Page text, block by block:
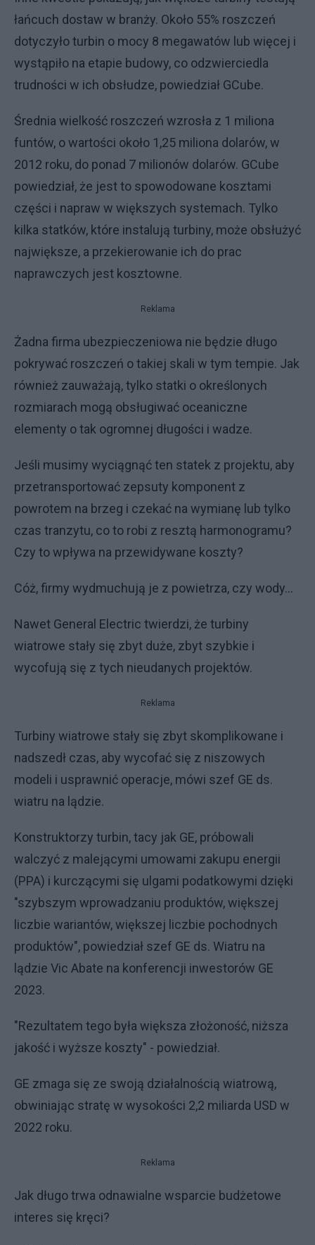
łańcuch dostaw w branży. Około 55% roszczeń
dotyczyło turbin o mocy 8 megawatów lub więcej i
wystąpiło na etapie budowy, co odzwierciedla
trudności w ich obsłudze, powiedział GCube.
Średnia wielkość roszczeń wzrosła z 1 miliona
funtów, o wartości około 1,25 miliona dolarów, w
2012 roku, do ponad 7 milionów dolarów. GCube
powiedział, że jest to spowodowane kosztami
części i napraw w większych systemach. Tylko
kilka statków, które instalują turbiny, może obsłużyć
największe, a przekierowanie ich do prac
naprawczych jest kosztowne.
Reklama
Żadna firma ubezpieczeniowa nie będzie długo
pokrywać roszczeń o takiej skali w tym tempie. Jak
również zauważają, tylko statki o określonych
rozmiarach mogą obsługiwać oceaniczne
elementy o tak ogromnej długości i wadze.
Jeśli musimy wyciągnąć ten statek z projektu, aby
przetransportować zepsuty komponent z
powrotem na brzeg i czekać na wymianę lub tylko
czas tranzytu, co to robi z resztą harmonogramu?
Czy to wpływa na przewidywane koszty?
Cóż, firmy wydmuchują je z powietrza, czy wody…
Nawet General Electric twierdzi, że turbiny
wiatrowe stały się zbyt duże, zbyt szybkie i
wycofują się z tych nieudanych projektów.
Reklama
Turbiny wiatrowe stały się zbyt skomplikowane i
nadszedł czas, aby wycofać się z niszowych
modeli i usprawnić operacje, mówi szef GE ds.
wiatru na lądzie.
Konstruktorzy turbin, tacy jak GE, próbowali
walczyć z malejącymi umowami zakupu energii
(PPA) i kurczącymi się ulgami podatkowymi dzięki
"szybszym wprowadzaniu produktów, większej
liczbie wariantów, większej liczbie pochodnych
produktów", powiedział szef GE ds. Wiatru na
lądzie Vic Abate na konferencji inwestorów GE
2023.
"Rezultatem tego była większa złożoność, niższa
jakość i wyższe koszty" - powiedział.
GE zmaga się ze swoją działalnością wiatrową,
obwiniając stratę w wysokości 2,2 miliarda USD w
2022 roku.
Reklama
Jak długo trwa odnawialne wsparcie budżetowe
interes się kręci?